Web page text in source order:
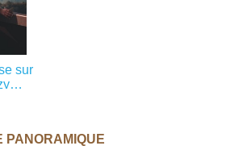
sur
PANORAMIQUE